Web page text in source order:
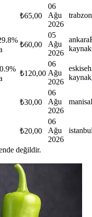
₺65,00
06
Ağu
2026
trabzon
%
₺60,00
05
Ağu
2026
ankara
kaynak
%
₺120,00
06
Ağu
2026
kaynak
₺30,00
06
Ağu
2026
manisa
₺20,00
06
Ağu
2026
değildir.